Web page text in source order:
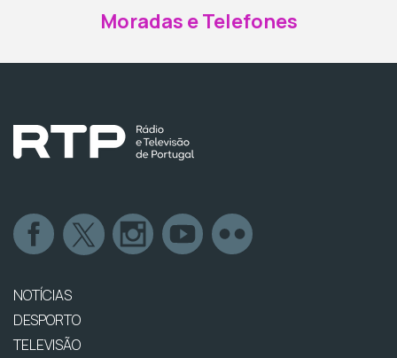
Moradas e Telefones
NOTÍCIAS
DESPORTO
TELEVISÃO